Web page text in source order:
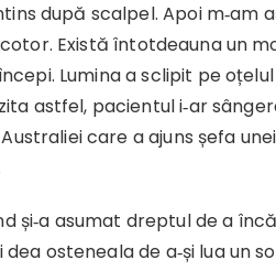
după scalpel. Apoi m‑am
Există întotdeauna un
Lumina a sclipit pe
astfel, pacientul i‑ar
care a ajuns șefa
și‑a asumat dreptul de a
osteneala de a‑și lua un